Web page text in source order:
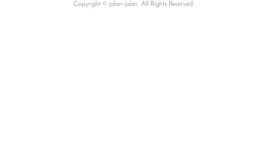
Copyright © jalan-jalan. All Rights Reserved.